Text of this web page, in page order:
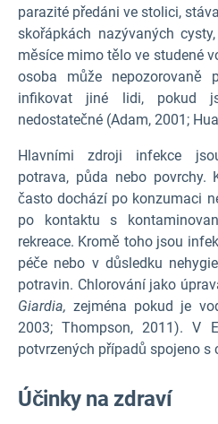
parazité předáni ve stolici,
skořápkách nazývaných
měsíce mimo tělo ve studené
osoba může nepozorovaně
infikovat jiné lidi, pokud
nedostatečné (Adam, 2001;
Hlavními zdroji infekce
potrava, půda nebo povrchy.
často dochází po konzumaci
po kontaktu s
rekreace. Kromě toho jsou
péče nebo v důsledku
potravin. Chlorování jako
Giardia, zejména pokud je
2003; Thompson, 2011). V
potvrzených případů spojeno s
Účinky na zdraví